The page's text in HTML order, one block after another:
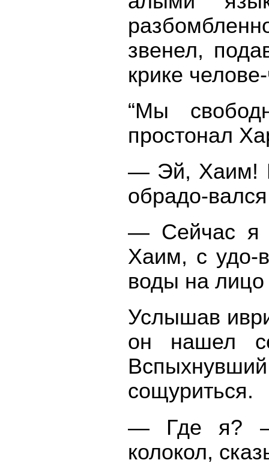
звенел,
крике
“Мы
простонал
— Эй, Хаим!
обрадо-
— Сейчас я
Хаим, с удо-
воды на
Услышав
он нашел
сощуриться.
— Где я? —
колокол,